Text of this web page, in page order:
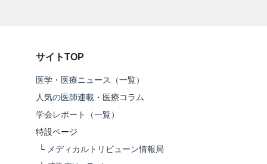
サイトTOP
医学・医療ニュース（一覧）
人気の医師連載・医療コラム
学会レポート（一覧）
特設ページ
└ メディカルトリビューン情報局